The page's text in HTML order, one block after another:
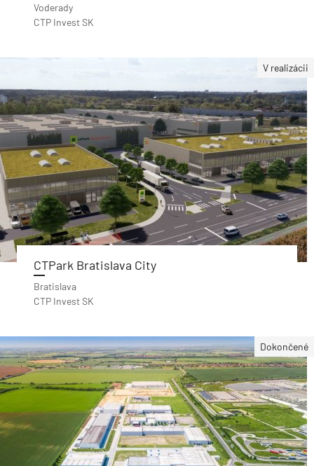
Voderady
CTP Invest SK
V realizácii
CTPark Bratislava City
Bratislava
CTP Invest SK
Dokončené